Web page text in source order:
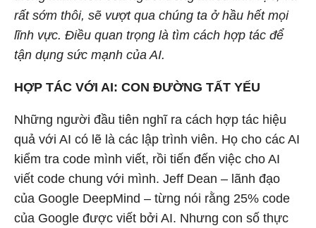
rất sớm thôi, sẽ vượt qua chúng ta ở hầu hết mọi
lĩnh vực. Điều quan trọng là tìm cách hợp tác để
tận dụng sức mạnh của AI.
HỢP TÁC VỚI AI: CON ĐƯỜNG TẤT YẾU
Những người đầu tiên nghĩ ra cách hợp tác hiệu
quả với AI có lẽ là các lập trình viên. Họ cho các AI
kiểm tra code mình viết, rồi tiến đến việc cho AI
viết code chung với mình. Jeff Dean – lãnh đạo
của Google DeepMind – từng nói rằng 25% code
của Google được viết bởi AI. Nhưng con số thực